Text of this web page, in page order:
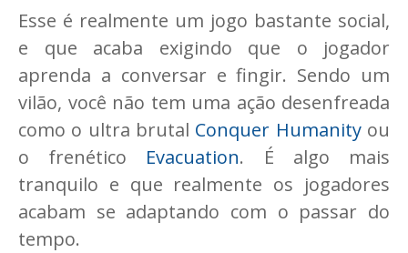
Esse é realmente um jogo bastante social,
e que acaba exigindo que o jogador
aprenda a conversar e fingir. Sendo um
vilão, você não tem uma ação desenfreada
como o ultra brutal Conquer Humanityou
o frenético Evacuation. É algo mais
tranquilo e que realmente os jogadores
acabam se adaptando com o passar do
tempo.